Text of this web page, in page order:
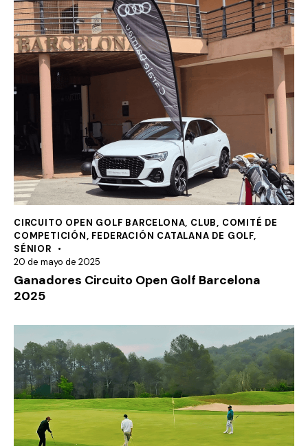
CIRCUITO OPEN GOLF BARCELONA, CLUB, COMITÉ DE
COMPETICIÓN, FEDERACIÓN CATALANA DE GOLF,
SÉNIOR
20 de mayo de 2025
Ganadores Circuito Open Golf Barcelona
2025